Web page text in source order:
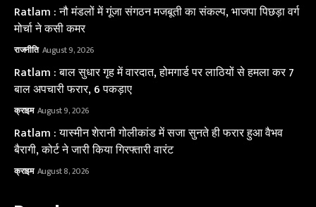
Ratlam : नौ मंडलों में गूंजा संगठन मजबूती का संकल्प, भाजपा पिछड़ा वर्ग
मोर्चा ने कसी कमर
राजनीति August 9, 2026
Ratlam : बाल सुधार गृह में वारदात, होमगार्ड पर लाठियों से हमला कर 7
बाल अपचारी फरार, 6 पकड़ाए
क्राइम August 9, 2026
Ratlam : यास्मीन शेरानी गोलीकांड में सजा सुनते ही फरार हुआ वैभव
बैरागी, कोर्ट ने जारी किया गिरफ्तारी वारंट
क्राइम August 8, 2026